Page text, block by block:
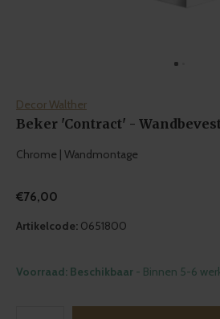
Decor Walther
Beker 'Contract' -
Chrome | Wandmontage
€76,00
Artikelcode: 0651800
Voorraad: Beschikbaar - Binnen 5-6